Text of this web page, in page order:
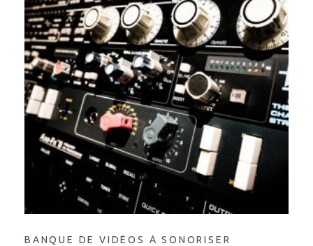
BANQUE DE VIDÉOS À SONORISER